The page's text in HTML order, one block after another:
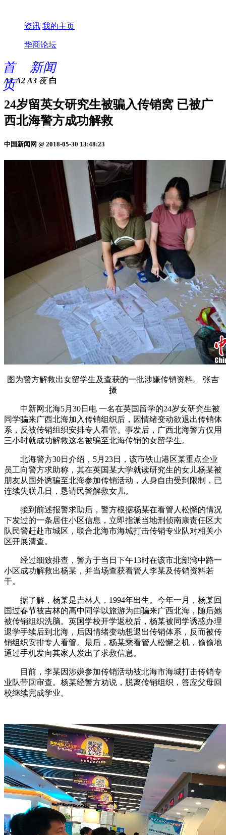
资讯 我的主页
华商论坛
首
页
新闻
A1 A2 A3 夜 白
24岁留英女研究生被骗入传销窝 已被广
西北海警方成功解救
中国新闻网 @ 2018-05-30 13:48:23
图为警方解救出女留学生及查获的一批涉嫌传销资料。 张吉
摄
中新网北海5月30日电 一名在英国留学的24岁女研究生被
同学骗来广西北海加入传销组织后，因情绪变动欲退出传销体
系，反被传销组织安排专人看管。事发后，广西北海警方仅用
三小时就成功解救这名被骗至北海传销的女留学生。
北海警方30日介绍，5月23日，该市铁山港区某重点企业
员工向警方求助称，其在英国某大学就读研究生的女儿杨某被
朋友从国外诱骗至北海参加传销活动，人身自由受到限制，已
连续失联几日，恳请民警解救女儿。
接到前述报警求助后，警方根据杨某在看管人松懈的情况
下发过的一条居住小区信息，立即指派当地刑侦南康责任区大
队民警赶赴市城区，联合北海市海城打击传销专业队对相关小
区开展清查。
经过细致排查，警方于当日下午13时在该市北部湾中路一
小区成功解救出杨某，并当场查获看管人李某及传销资料若
干。
据了解，杨某是吉林人，1994年出生。今年一月，杨某回
国过春节被吉林的高中同学以旅游为由骗来广西北海，随后她
被传销组织洗脑。英国学校开学返校后，杨某被同学诱惑办理
退学手续后到北海，后因情绪变动想退出传销体系，反而被传
销组织安排专人看管。最后，杨某乘看管人松懈之机，偷偷地
通过手机发向其家人发出了求救信息。
目前，李某因涉嫌参加传销活动被北海市海城打击传销专
业队带回审查。杨某经警方劝说，脱离传销组织，答应父母回
校继续完成学业。